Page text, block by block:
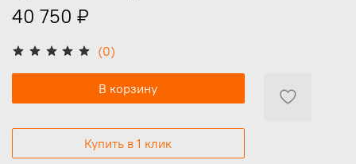
(0)
40 750 ₽
В корзину
Купить в 1 клик